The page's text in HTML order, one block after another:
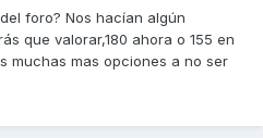
foro? Nos hacían algún
que valorar,180 ahora o 155 en
muchas mas opciones a no ser